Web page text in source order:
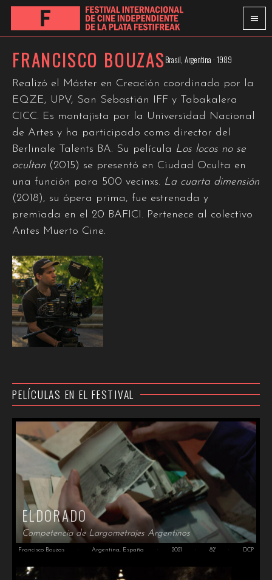
FRANCISCO BOUZASBrasil, Argentina · 1989
Realizó el Máster en Creación coordinado por la
EQZE, UPV, San Sebastián IFF y Tabakalera
CICC. Es montajista por la Universidad Nacional
de Artes y ha participado como director del
Berlinale Talents BA. Su película Los locos no se
ocultan (2015) se presentó en Ciudad Oculta en
una función para 500 vecinxs. La cuarta dimensión
(2018), su ópera prima, fue estrenada y
premiada en el 20 BAFICI. Pertenece al colectivo
Antes Muerto Cine.
PELÍCULAS EN EL FESTIVAL
ELDORADO
Competencia de Largometrajes Argentinos
Francisco Bouzas · Argentina, España · 2021 · 82' · DCP